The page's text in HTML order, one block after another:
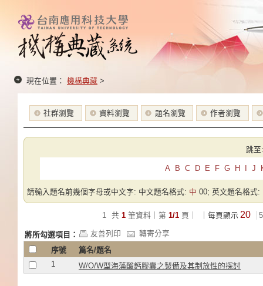
現在位置： 機構典藏 >
社群瀏覽 資料瀏覽 題名瀏覽 作者瀏覽
跳至:
A B C D E F G H J
請輸入題名前幾個字母或中文字: 中文題名格式: 中 00; 英文題名格式:
1 共 1 筆資料｜第 1/1 頁｜ ｜每頁顯示 20
將所勾選項目： 友善列印
轉寄分享
序號
篇名/題名
1
W/O/W型海藻酸鈣膠囊之製備及其制放性的探討